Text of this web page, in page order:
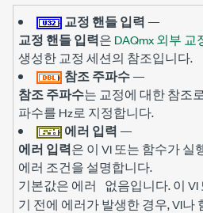
교정 핸들 입력 —
교정 핸들 입력은 DAQmx 외부 교
생성한 교정 세션의 참조입니다.
참조 주파수—
참조 주파수는 교정에 대한 참조
파수를 Hz로 지정합니다.
에러 입력 —
에러 입력은 이 VI 또는 함수가 실
에러 조건을 설명합니다.
기본값은 에러 없음입니다. 이
기 전에 에러가 발생한 경우, VI나